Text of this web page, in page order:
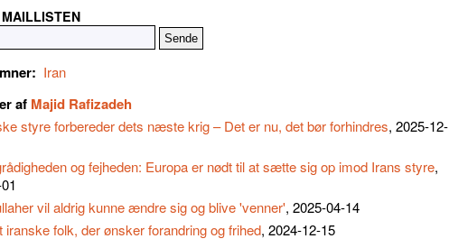
Iran
af Majid Rafizadeh
styre forbereder dets næste krig – Det er nu, det bør forhindres, 2025-12-
og fejheden: Europa er nødt til at sætte sig op imod Irans styre,
vil aldrig kunne ændre sig og blive 'venner', 2025-04-14
iranske folk, der ønsker forandring og frihed, 2024-12-15